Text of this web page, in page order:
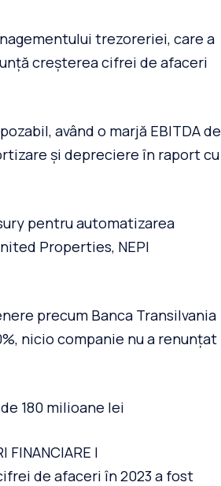
trezoreriei, care a
creșterea cifrei de afaceri
având o marjă EBITDA de
și depreciere în raport cu
pentru automatizarea
Properties, NEPI
precum Banca Transilvania
nicio companie nu a renunțat
180 milioane lei
FINANCIARE |
de afaceri în 2023 a fost